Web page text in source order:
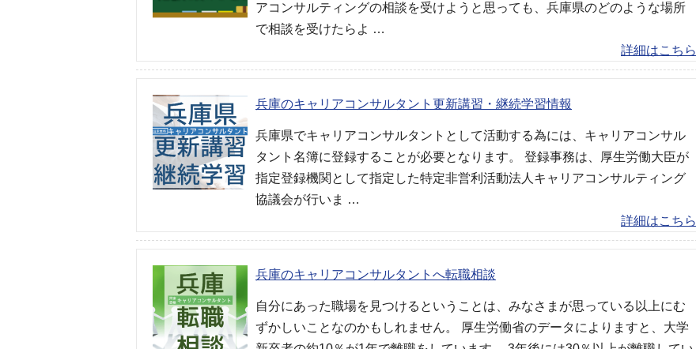
アコンサルティングの相談を受けようと思っても、兵庫県のどのような場所
で相談を受けたらよ …
詳細はこちら
兵庫のキャリアコンサルタント更新講習・継続学習情報
兵庫県でキャリアコンサルタントとして活動する為には、キャリアコンサル
タント名簿に登録することが必要となります。 登録事務は、厚生労働大臣が
指定登録機関として指定した特定非営利活動法人キャリアコンサルティング
協議会が行いま …
詳細はこちら
兵庫のキャリアコンサルタントへ転職相談
自分にあった職場を見つけるということは、みなさまが思っている以上にむ
ずかしいことなのかもしれません。 厚生労働省のデータによりますと、大学